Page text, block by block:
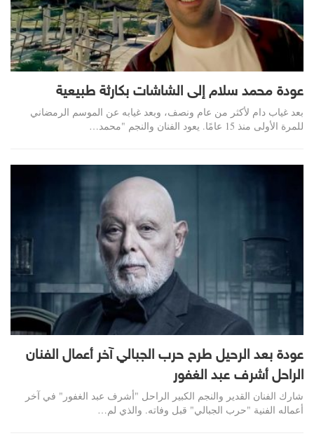
عودة محمد سلام إلى الشاشات بكارثة طبيعية
بعد غياب دام لأكثر من عام ونصف، وبعد غيابه عن الموسم الرمضاني
للمرة الأولى منذ 15 عامًا. يعود الفنان والنجم "محمد…
عودة بعد الرحيل طرح حرب الجبالي آخر أعمال الفنان
الراحل أشرف عبد الغفور
شارك الفنان القدير والنجم الكبير الراحل "أشرف عبد الغفور" في آخر
أعماله الفنية "حرب الجبالي" قبل وفاته. والذي لم…